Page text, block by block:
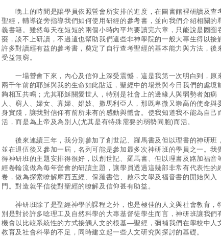
晚上的時間是讓學員依照營會所安排的進度，在圖書館裡研讀及查
聖經，輔導從旁指導我們如何使用研經的參考書，並向我們介紹相關的
義書籍。雖然每天在短短的兩個小時內平均要讀完六章，只能說是囫圇
棗，談不上研讀，不過這也幫助我們這些非神學院的一般大專生得以接
許多對讀經有益的參考書，奠定了自行查考聖經的基本能力與方法，後
受益無窮。
一場營會下來，內心及信仰上深受震憾，這是我第一次明白到，原
兩千年前的耶穌與我的生命如此貼近，聖經中的場景與今日我們的處境
夠相互共鳴；尤其耶穌關愛世人，特別是社會上的邊緣人與弱勢者如病
人、窮人、婦女、寡婦、娼妓、撒馬利亞人，那既卑微又崇高的使命與
身實踐，讓我對信仰有前所未有的感動與體會。使我知道我不能為自己
活，而是為上帝及為別人(尤其是有特殊需要的弱勢同胞)而活。
後來連續三年，我分別參加了創世記、羅馬書及但以理書的神研班，
並在退伍後又參加一屆，名列可能是參加最多次神研班的學員之一。我
得神研班的主題安排得很好，以創世記、羅馬書、但以理書及路加福音
經卷輪流做為每年營會的研讀主題，讓學員透過這幾部非常有代表性的
卷，做為探索瞭解摩西五經、保羅書信、啟示文學及福音書的開始與入
門。對造就平信徒對聖經的瞭解及信仰甚有助益。
神研班除了是聖經神學的課程之外，也是極佳的人文與社會教育，
別是對於許多唸理工及自然科學的大專基督徒學生而言，神研班讓我們
機會以比較系統性的方式接觸人文的根基—聖經，彌補我們在學校中人
教育及社會科學的不足，同時建立起一些人文研究與探討的基礎。